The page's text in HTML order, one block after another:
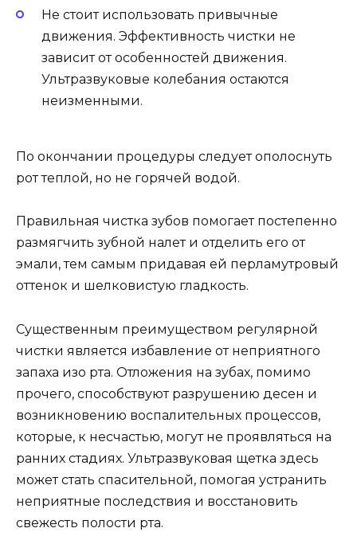
Не стоит использовать привычные
движения. Эффективность чистки не
зависит от особенностей движения.
Ультразвуковые колебания остаются
неизменными.
По окончании процедуры следует ополоснуть
рот теплой, но не горячей водой.
Правильная чистка зубов помогает постепенно
размягчить зубной налет и отделить его от
эмали, тем самым придавая ей перламутровый
оттенок и шелковистую гладкость.
Существенным преимуществом регулярной
чистки является избавление от неприятного
запаха изо рта. Отложения на зубах, помимо
прочего, способствуют разрушению десен и
возникновению воспалительных процессов,
которые, к несчастью, могут не проявляться на
ранних стадиях. Ультразвуковая щетка здесь
может стать спасительной, помогая устранить
неприятные последствия и восстановить
свежесть полости рта.